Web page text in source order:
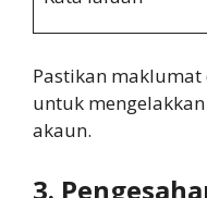
Pastikan
untuk
akaun.
3.